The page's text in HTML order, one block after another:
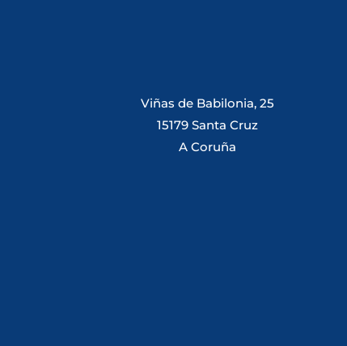
Viñas de Babilonia, 25
15179 Santa Cruz
A Coruña